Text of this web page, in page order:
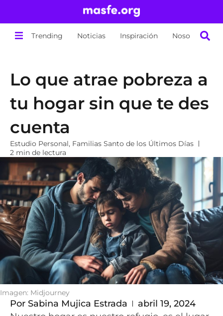
Trending Noticias Inspiración Nosotros
Lo que atrae pobreza a
tu hogar sin que te des
cuenta
Estudio Personal, Familias Santo de los Últimos Días
2 min de lectura
Imagen: Midjourney
Por Sabina Mujica Estrada
abril 19, 2024